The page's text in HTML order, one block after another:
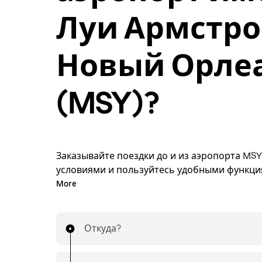
Луи
Новый
(MSY)?
Заказывайте поездки до и из аэропорта
условиями и пользуйтесь удобными
приложения Uber. Забронируйте поездку
Поездки до и из аэропорта — это просто!
More
Откуда?